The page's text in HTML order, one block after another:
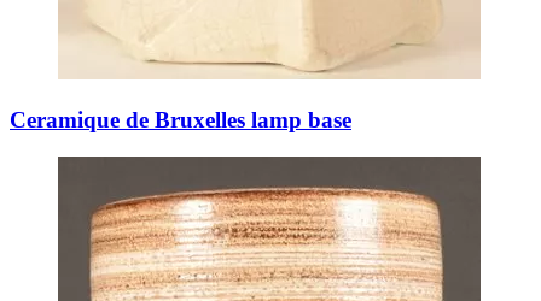
Ceramique de Bruxelles lamp base